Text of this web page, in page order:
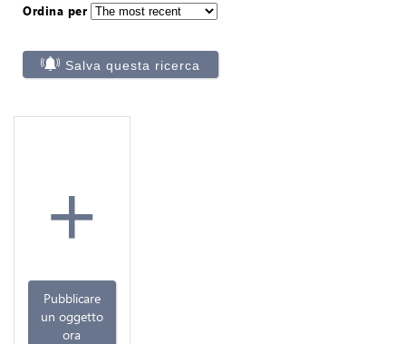
Ordina per
Salva questa ricerca
+
Pubblicare
un oggetto
ora